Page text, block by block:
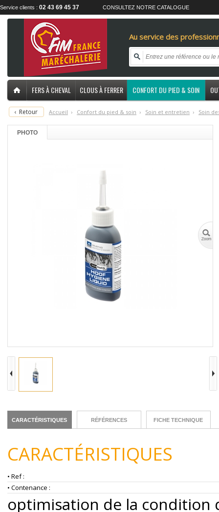
Service clients : 02 43 69 45 37 CONSULTEZ NOTRE CATALOGUE
Au service des
FERS À CHEVAL CLOUS À FERRER CONFORT DU PIED & SOIN
‹ Retour Accueil › Confort du pied & soin › Soin et entretien › Soin
PHOTO
CARACTÉRISTIQUES RÉFÉRENCES FICHE TECHNIQUE
CARACTÉRISTIQUES
• Ref :
• Contenance :
optimisation de la condition